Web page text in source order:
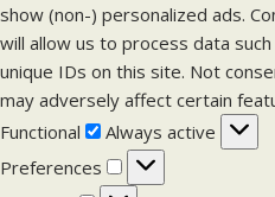
show (non-) personalized ads.
will allow us to process data
unique IDs on this site. Not
may adversely affect certain
Functional
F
u
n
Always active
Preferences
P
r